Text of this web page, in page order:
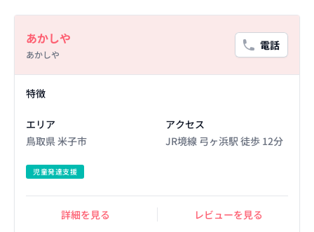
あかしや
あかしや
電話
特徴
エリア
鳥取県 米子市
アクセス
JR境線 弓ヶ浜駅 徒歩 12分
児童発達支援
詳細を見る レビューを見る